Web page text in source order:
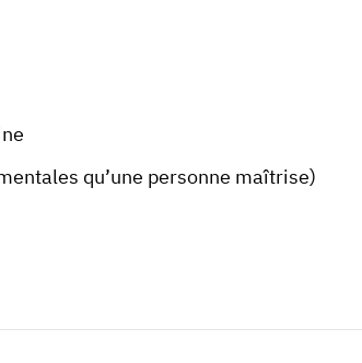
qu’une personne maîtrise)